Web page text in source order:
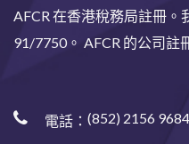
AFCR 在香港稅務局註冊
91/7750。 AFCR 的公司註
電話： (852) 2156 9684